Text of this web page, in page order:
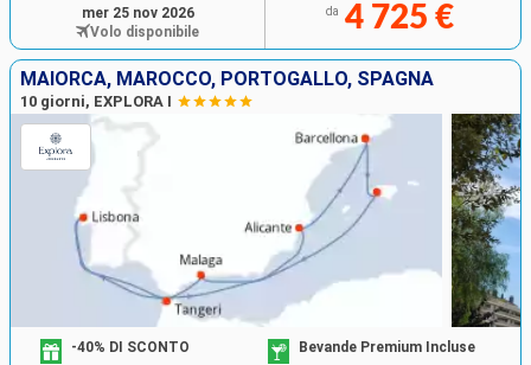
da 4 725 €
mer 25 nov 2026
Volo disponibile
MAIORCA, MAROCCO, PORTOGALLO, SPAGNA
10 giorni, EXPLORA I
-40% DI SCONTO
Bevande Premium Incluse